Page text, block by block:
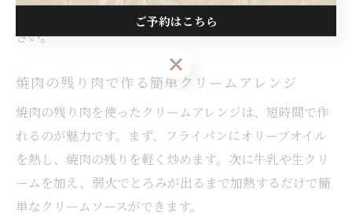
しい日にも手軽にできるため、ぜひ一度試してみてくだ
さい。
焼肉の残り肉で作る簡単クリームアレンジ
焼肉の残り肉を使ったクリームアレンジは、短時間で作
れるのが魅力です。まず、フライパンにオリーブオイル
を熱し、焼肉の残りを軽く炒めます。次に牛乳や生クリ
ームを加え、弱火でとろみが出るまで加熱するだけで簡
単なクリームソースができます。
ご予約はこちら
ご予約はこちら